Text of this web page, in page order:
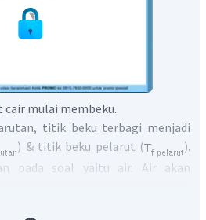
cair mulai membeku.
titik beku terbagi menjadi
) & titik beku pelarut (
).
pada soal yaitu air. Air akan